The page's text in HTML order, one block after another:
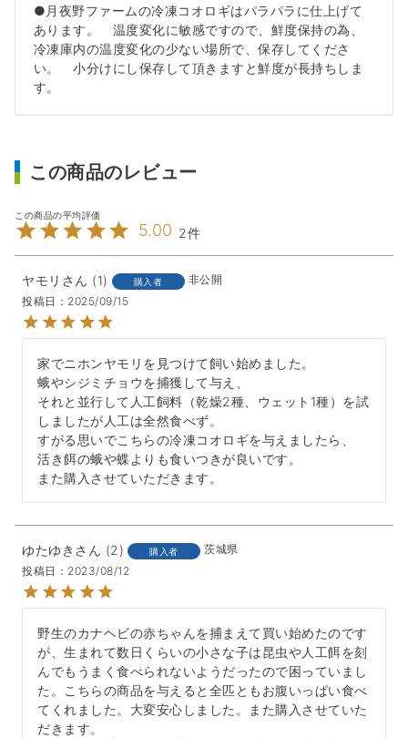
●月夜野ファームの冷凍コオロギはパラパラに仕上げて
あります。 温度変化に敏感ですので、鮮度保持の為、
冷凍庫内の温度変化の少ない場所で、保存してくださ
い。 小分けにし保存して頂きますと鮮度が長持ちしま
す。
この商品のレビュー
5.00 2
ヤモリ 1 購入者
非公開
投稿日
2025/09/15
家でニホンヤモリを見つけて飼い始めました。
蛾やシジミチョウを捕獲して与え、
それと並行して人工飼料（乾燥2種、ウェット1種）を試
しましたが人工は全然食べず。
すがる思いでこちらの冷凍コオロギを与えましたら、
活き餌の蛾や蝶よりも食いつきが良いです。
また購入させていただきます。
ゆたゆき 2 購入者
茨城県
投稿日
2023/08/12
野生のカナヘビの赤ちゃんを捕まえて買い始めたのです
が、生まれて数日くらいの小さな子は昆虫や人工餌を刻
んでもうまく食べられないようだったので困っていまし
た。こちらの商品を与えると全匹ともお腹いっぱい食べ
てくれました。大変安心しました。また購入させていた
だきます。